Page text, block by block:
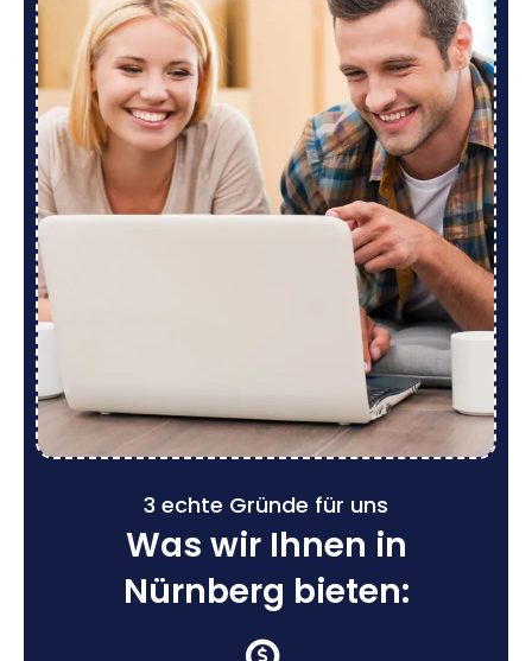
3 echte Gründe für uns
Was wir Ihnen in
Nürnberg bieten: